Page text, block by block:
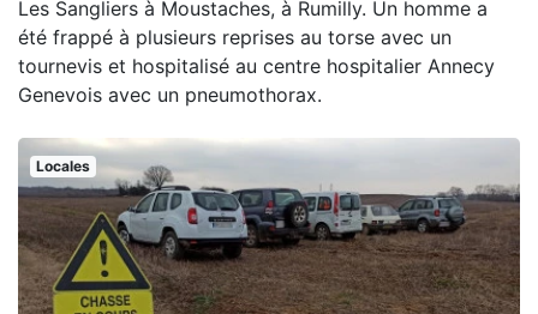
Les Sangliers à Moustaches, à Rumilly. Un homme a
été frappé à plusieurs reprises au torse avec un
tournevis et hospitalisé au centre hospitalier Annecy
Genevois avec un pneumothorax.
Locales